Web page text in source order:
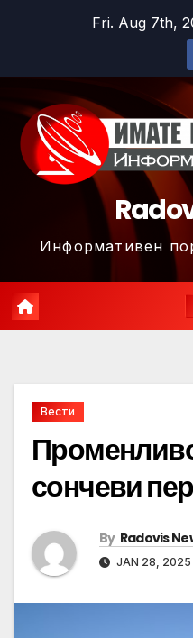
Fri. Aug 7th,
Информативен
Вести
сончеви
By Radovis
JAN 28, 2025